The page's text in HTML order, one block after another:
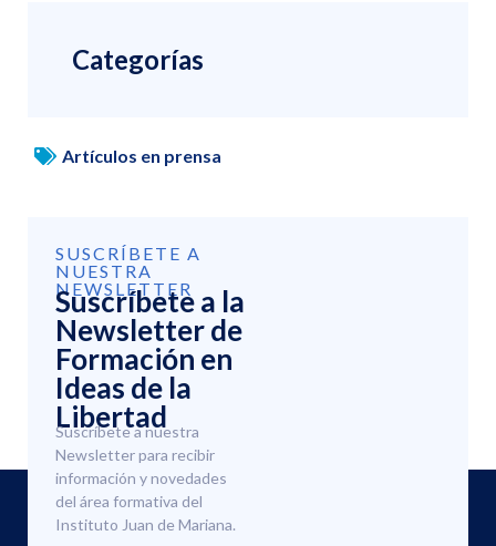
Categorías
Artículos en prensa
SUSCRÍBETE A
NUESTRA
NEWSLETTER
Suscríbete a la
Newsletter de
Formación en
Ideas de la
Libertad
Suscríbete a nuestra
Newsletter para recibir
información y novedades
del área formativa del
Instituto Juan de Mariana.